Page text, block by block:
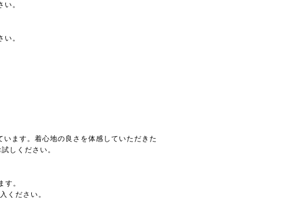
。
。
ます。着心地の良さを体感していただきた
しください。
。
ください。